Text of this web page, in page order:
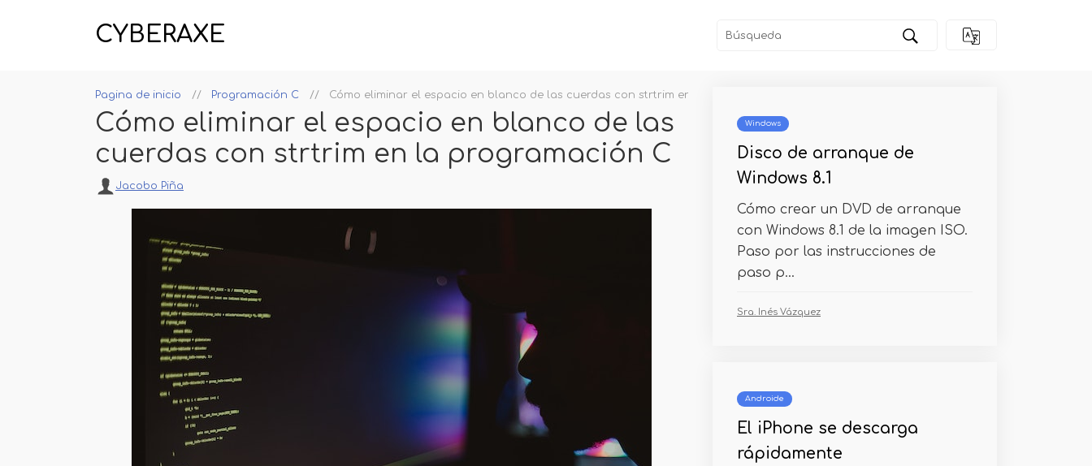
CYBERAXE
Pagina de inicio Programación C Cómo eliminar el espacio en blanco de las cuerdas con strtrim en la programación C
Cómo eliminar el espacio en blanco de las
cuerdas con strtrim en la programación C
Jacobo Piña
Windows
Disco de arranque de
Windows 8.1
Cómo crear un DVD de arranque
con Windows 8.1 de la imagen ISO.
Paso por las instrucciones de
paso p...
Sra. Inés Vázquez
Androide
El iPhone se descarga
rápidamente